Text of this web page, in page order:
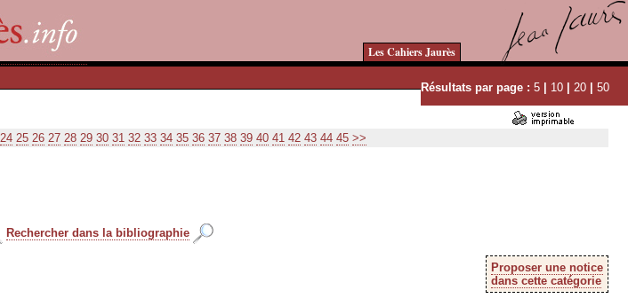
Les Cahiers Jaurès
Résultats par page : 5 | 10 | 20 | 50
24 25 26 27 28 29 30 31 32 33 34 35 36 37 38 39 40 41 42 43 44 45 >>
Rechercher dans la bibliographie
Proposer une notice
dans cette catégorie